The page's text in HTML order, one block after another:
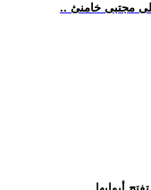
مجتبى خامنئ